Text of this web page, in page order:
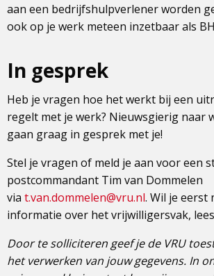
aan een bedrijfshulpverlener worden
ook op je werk meteen inzetbaar als
In gesprek
Heb je vragen hoe het werkt bij een
regelt met je werk? Nieuwsgierig naar
gaan graag in gesprek met je!
Stel je vragen of meld je aan voor een
postcommandant Tim van Dommelen
via t.van.dommelen@vru.nl. Wil je eerst
informatie over het vrijwilligersvak,
Door te solliciteren geef je de VRU
het verwerken van jouw gegevens. In